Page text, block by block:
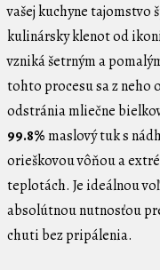
vašej kuchyne tajomstvo
kulinársky klenot od
vzniká šetrným a
tohto procesu sa z neho
odstránia mliečne
99.8%maslový tuk s
orieškovou vôňou a
teplotách. Je ideálnou
absolútnou nutnosťou
chuti bez pripálenia.